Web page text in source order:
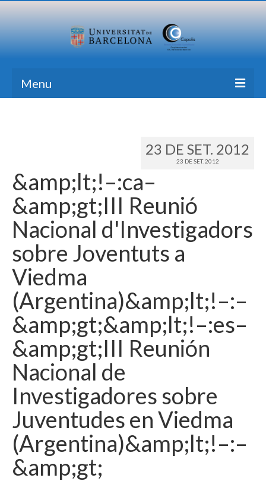
Menu
Transferència
Publicacions
Totes les Notícies
Contacte
Idioma:
23 DE SET. 2012
23 DE SET. 2012
&amp;lt;!–:ca–
&amp;gt;III Reunió
Nacional d'Investigadors
sobre Joventuts a
Viedma
(Argentina)&amp;lt;!–:–
&amp;gt;&amp;lt;!–:es–
&amp;gt;III Reunión
Nacional de
Investigadores sobre
Juventudes en Viedma
(Argentina)&amp;lt;!–:–
&amp;gt;